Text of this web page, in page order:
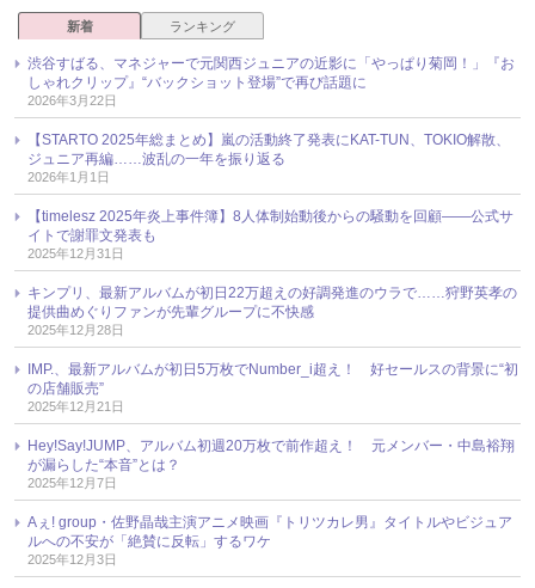
新着 ランキング
渋谷すばる、マネジャーで元関西ジュニアの近影に「やっぱり菊岡！」『お
しゃれクリップ』“バックショット登場”で再び話題に
2026年3月22日
【STARTO 2025年総まとめ】嵐の活動終了発表にKAT-TUN、TOKIO解散、
ジュニア再編……波乱の一年を振り返る
2026年1月1日
【timelesz 2025年炎上事件簿】8人体制始動後からの騒動を回顧――公式サ
イトで謝罪文発表も
2025年12月31日
キンプリ、最新アルバムが初日22万超えの好調発進のウラで……狩野英孝の
提供曲めぐりファンが先輩グループに不快感
2025年12月28日
IMP.、最新アルバムが初日5万枚でNumber_i超え！ 好セールスの背景に“初
の店舗販売”
2025年12月21日
Hey!Say!JUMP、アルバム初週20万枚で前作超え！ 元メンバー・中島裕翔
が漏らした“本音”とは？
2025年12月7日
Aぇ! group・佐野晶哉主演アニメ映画『トリツカレ男』タイトルやビジュア
ルへの不安が「絶賛に反転」するワケ
2025年12月3日